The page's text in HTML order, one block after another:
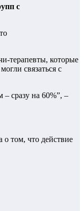
с
терапевты, которые
связаться с
сразу на 60%”, –
том, что действие